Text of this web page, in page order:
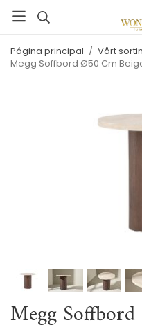
Página principal / Vårt
Megg Soffbord Ø50 Cm
Megg